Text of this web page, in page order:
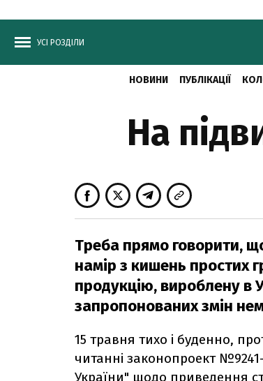
УСІ РОЗДІЛИ
НОВИНИ ПУБЛІКАЦІЇ
На
Треба прямо говорити,
намір з кишень простих
продукцію, вироблену в
запропонованих змін
15 травня тихо і буденно,
читанні законопроект
України" щодо приведення